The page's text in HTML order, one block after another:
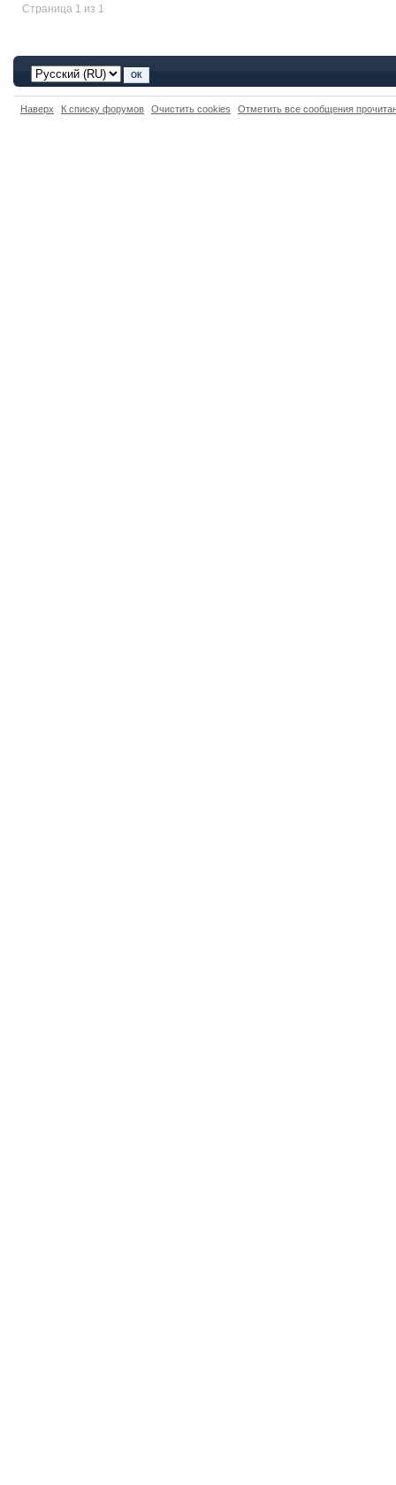
Страница 1 из 1
Наверх К списку форумов Очистить cookies Отметить все сообщения